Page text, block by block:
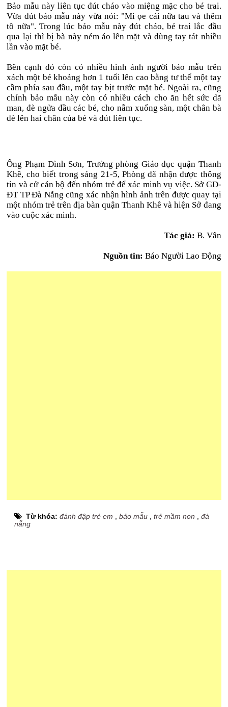
Bảo mẫu này liên tục đút cháo vào miệng mặc cho bé trai.
Vừa đút bảo mẫu này vừa nói: "Mi ọe cái nữa tau và thêm
tô nữa". Trong lúc bảo mẫu này đút cháo, bé trai lắc đầu
qua lại thì bị bà này ném áo lên mặt và dùng tay tát nhiều
lần vào mặt bé.
Bên cạnh đó còn có nhiều hình ảnh người bảo mẫu trên
xách một bé khoảng hơn 1 tuổi lên cao bằng tư thế một tay
cầm phía sau đầu, một tay bịt trước mặt bé. Ngoài ra, cũng
chính bảo mẫu này còn có nhiều cách cho ăn hết sức dã
man, đè ngửa đầu các bé, cho nằm xuống sàn, một chân bà
đè lên hai chân của bé và đút liên tục.
Ông Phạm Đình Sơn, Trưởng phòng Giáo dục quận Thanh
Khê, cho biết trong sáng 21-5, Phòng đã nhận được thông
tin và cử cán bộ đến nhóm trẻ để xác minh vụ việc. Sở GD-
ĐT TP Đà Nẵng cũng xác nhận hình ảnh trên được quay tại
một nhóm trẻ trên địa bàn quận Thanh Khê và hiện Sở đang
vào cuộc xác minh.
Tác giả: B. Vân
Nguồn tin: Báo Người Lao Động
Từ khóa:đánh đập trẻ em ,bảo mẫu ,trẻ mầm non ,đà
nẵng